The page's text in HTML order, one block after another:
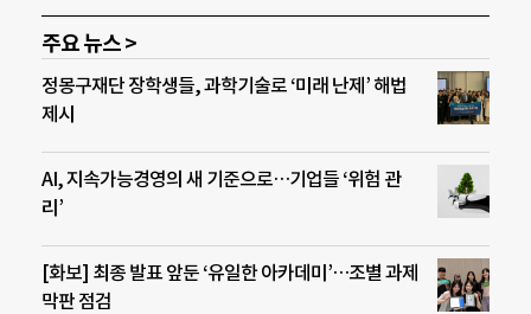
주요 뉴스 >
정몽구재단 장학생들, 과학기술로 ‘미래 난제’ 해법
제시
AI, 지속가능경영의 새 기준으로…기업들 ‘위험 관
리’
[화보] 최종 발표 앞둔 ‘유일한 아카데미’…조별 과제
막판 점검